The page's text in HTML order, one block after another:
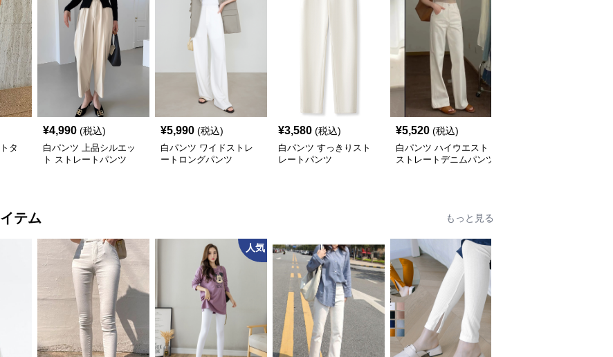
タ
¥4,990 (税込)
白パンツ 上品シルエッ
ト ストレートパンツ
¥5,990 (税込)
白パンツ ワイドストレ
ートロングパンツ
¥3,580 (税込)
白パンツ すっきりスト
レートパンツ
¥5,520 (税込)
白パンツ ハイウエスト
ストレートデニムパンツ
テム もっと見る
人気